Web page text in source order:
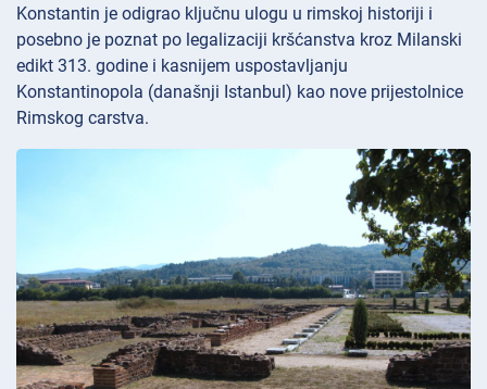
Konstantin je odigrao ključnu ulogu u rimskoj historiji i
posebno je poznat po legalizaciji kršćanstva kroz Milanski
edikt 313. godine i kasnijem uspostavljanju
Konstantinopola (današnji Istanbul) kao nove prijestolnice
Rimskog carstva.